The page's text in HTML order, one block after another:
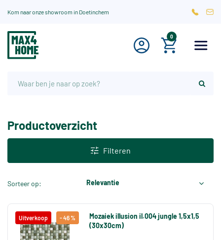
Kom naar onze showroom in Doetinchem
0
Productoverzicht
Filteren
Sorteer op: Relevantie
Uitverkoop - 46 %
Mozaiek illusion il.004 jungle 1,5x1,5
(30x30cm)